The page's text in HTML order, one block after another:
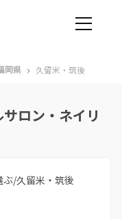
岡県 › 久留米・筑後
ロン・ネイリ
/久留米・筑後